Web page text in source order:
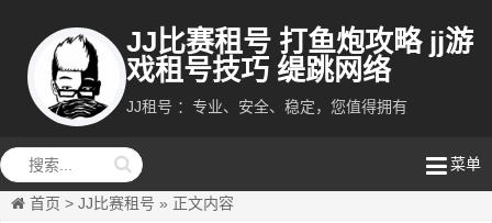
JJ比赛租号 打鱼炮攻略 jj游
戏租号技巧 缇跳网络
JJ租号 ：专业、安全、稳定，您值得拥有
菜单
首页 > JJ比赛租号 » 正文内容